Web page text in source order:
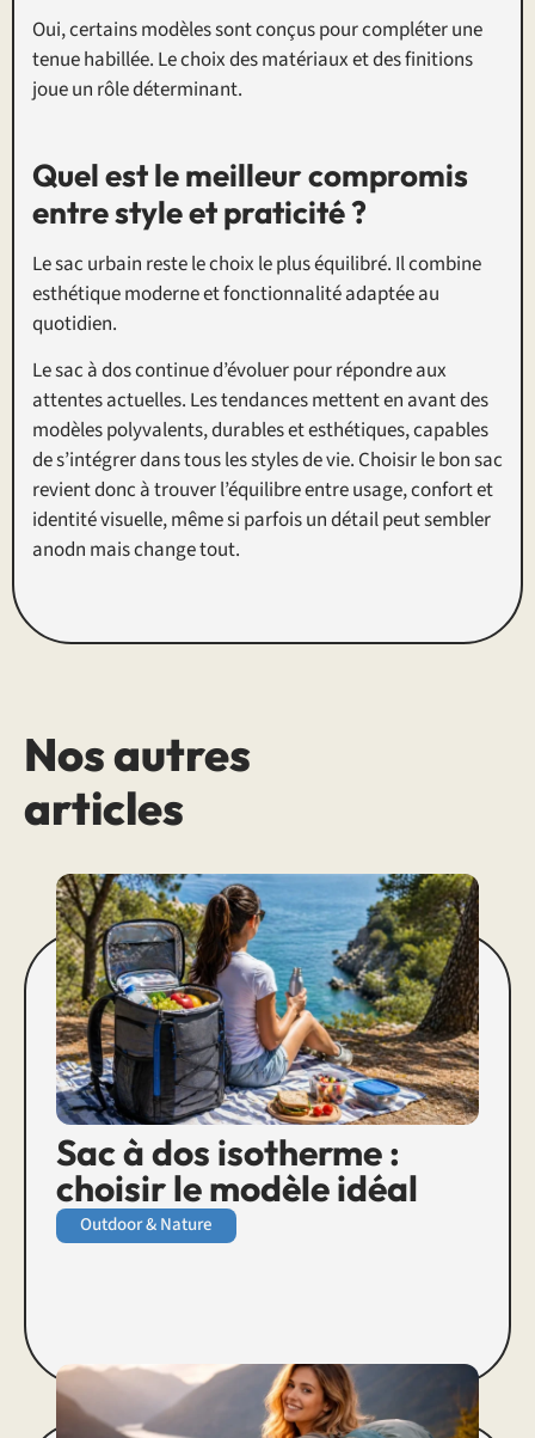
Oui, certains modèles sont conçus pour compléter une
tenue habillée. Le choix des matériaux et des finitions
joue un rôle déterminant.
Quel est le meilleur compromis
entre style et praticité ?
Le sac urbain reste le choix le plus équilibré. Il combine
esthétique moderne et fonctionnalité adaptée au
quotidien.
Le sac à dos continue d’évoluer pour répondre aux
attentes actuelles. Les tendances mettent en avant des
modèles polyvalents, durables et esthétiques, capables
de s’intégrer dans tous les styles de vie. Choisir le bon sac
revient donc à trouver l’équilibre entre usage, confort et
identité visuelle, même si parfois un détail peut sembler
anodn mais change tout.
Nos autres
articles
Sac à dos isotherme :
choisir le modèle idéal
Outdoor & Nature